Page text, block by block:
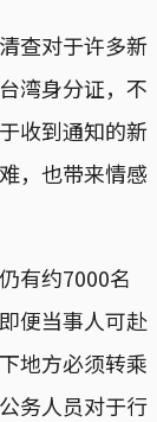
查对于许多新
湾身分证，不
收到通知的新
，也带来情感
有约7000名
便当事人可赴
地方必须转乘
务人员对于行